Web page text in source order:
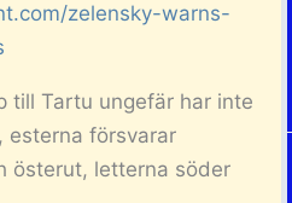
zelensky-warns-
till Tartu ungefär har inte
esterna försvarar
österut, letterna söder